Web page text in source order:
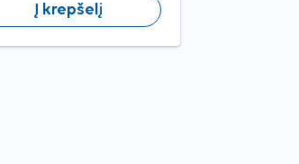
Į krepšelį